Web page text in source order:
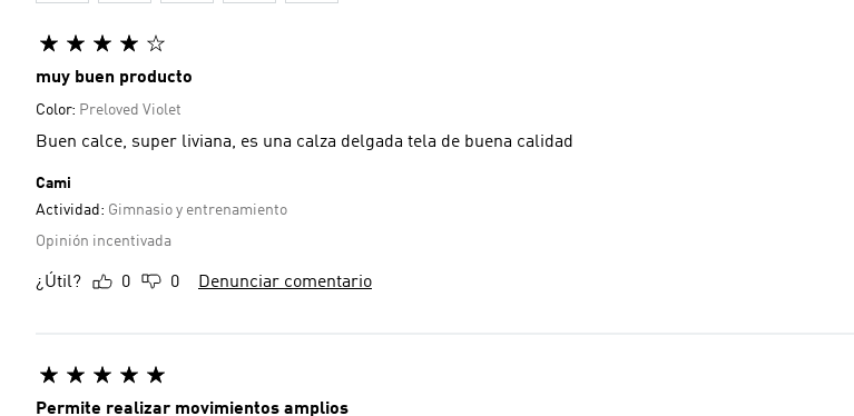
muy buen producto
Color: Preloved Violet
Buen calce, super liviana, es una calza delgada tela de buena calidad
Cami
Actividad: Gimnasio y entrenamiento
Opinión incentivada
¿Útil? 0 0 Denunciar comentario
Permite realizar movimientos amplios